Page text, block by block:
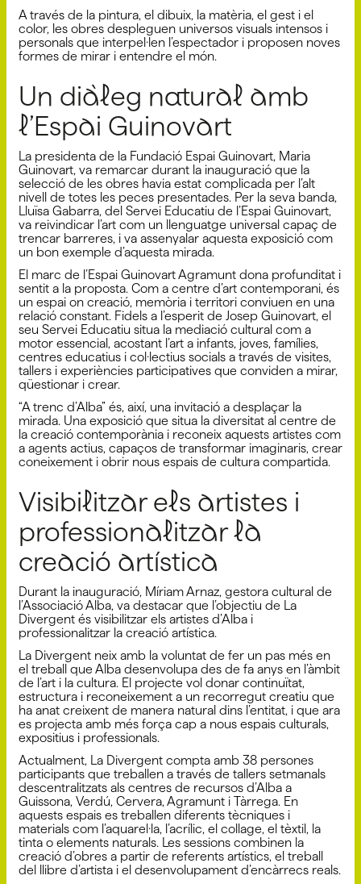
A través de la pintura, el dibuix, la matèria, el gest i el
color, les obres despleguen universos visuals intensos i
personals que interpel·len l’espectador i proposen noves
formes de mirar i entendre el món.
Un diàleg natural amb
l’Espai Guinovart
La presidenta de la Fundació Espai Guinovart, Maria
Guinovart, va remarcar durant la inauguració que la
selecció de les obres havia estat complicada per l’alt
nivell de totes les peces presentades. Per la seva banda,
Lluïsa Gabarra, del Servei Educatiu de l’Espai Guinovart,
va reivindicar l’art com un llenguatge universal capaç de
trencar barreres, i va assenyalar aquesta exposició com
un bon exemple d’aquesta mirada.
El marc de l’Espai Guinovart Agramunt dona profunditat i
sentit a la proposta. Com a centre d’art contemporani, és
un espai on creació, memòria i territori conviuen en una
relació constant. Fidels a l’esperit de Josep Guinovart, el
seu Servei Educatiu situa la mediació cultural com a
motor essencial, acostant l’art a infants, joves, famílies,
centres educatius i col·lectius socials a través de visites,
tallers i experiències participatives que conviden a mirar,
qüestionar i crear.
“A trenc d’Alba” és, així, una invitació a desplaçar la
mirada. Una exposició que situa la diversitat al centre de
la creació contemporània i reconeix aquests artistes com
a agents actius, capaços de transformar imaginaris, crear
coneixement i obrir nous espais de cultura compartida.
Visibilitzar els artistes i
professionalitzar la
creació artística
Durant la inauguració, Míriam Arnaz, gestora cultural de
l’Associació Alba, va destacar que l’objectiu de La
Divergent és visibilitzar els artistes d’Alba i
professionalitzar la creació artística.
La Divergent neix amb la voluntat de fer un pas més en
el treball que Alba desenvolupa des de fa anys en l’àmbit
de l’art i la cultura. El projecte vol donar continuïtat,
estructura i reconeixement a un recorregut creatiu que
ha anat creixent de manera natural dins l’entitat, i que ara
es projecta amb més força cap a nous espais culturals,
expositius i professionals.
Actualment, La Divergent compta amb 38 persones
participants que treballen a través de tallers setmanals
descentralitzats als centres de recursos d’Alba a
Guissona, Verdú, Cervera, Agramunt i Tàrrega. En
aquests espais es treballen diferents tècniques i
materials com l’aquarel·la, l’acrílic, el collage, el tèxtil, la
tinta o elements naturals. Les sessions combinen la
creació d’obres a partir de referents artístics, el treball
del llibre d’artista i el desenvolupament d’encàrrecs reals.